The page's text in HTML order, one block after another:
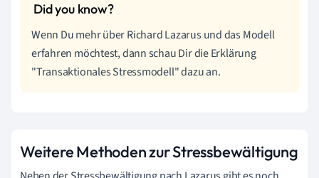
Wenn Du mehr über Richard Lazarus und das Modell
erfahren möchtest, dann schau Dir die Erklärung
"Transaktionales Stressmodell" dazu an.
Weitere Methoden zur Stressbewältigung